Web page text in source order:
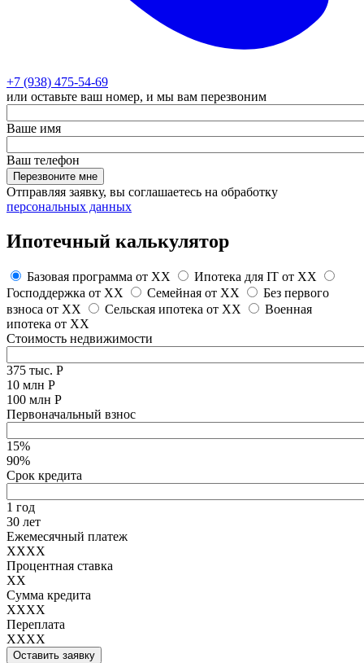
+7 (938) 475-54-69
или оставьте ваш номер, и мы вам перезвоним
Ваше имя
Ваш телефон
Перезвоните мне
Отправляя заявку, вы соглашаетесь на обработку
персональных данных
Ипотечный калькулятор
Базовая программа от XX Ипотека для IT от XX
Господдержка от XX Семейная от XX
Без первого
взноса от XX Сельская ипотека от XX
Военная
ипотека от XX
Стоимость недвижимости
375 тыс. Р
10 млн Р
100 млн Р
Первоначальный взнос
15%
90%
Срок кредита
1 год
30 лет
Ежемесячный платеж
XXXX
Процентная ставка
XX
Сумма кредита
XXXX
Переплата
XXXX
Оставить заявку